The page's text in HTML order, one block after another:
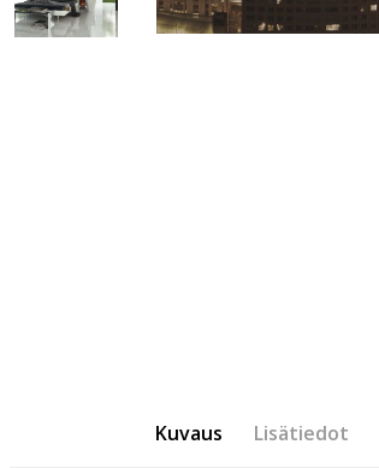
Kuvaus Lisätiedot